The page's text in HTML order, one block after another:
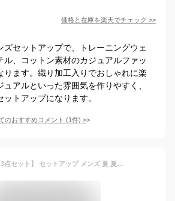
価格と在庫を楽天でチェック >>
ズセットアップで、トレーニングウェ
ル、コットン素材のカジュアルファッ
ります。織り加工入りでおしゃれに楽
ュアルといった雰囲気を作りやすく、
トアップになります。
のおすすめコメント (1件) >
【50％OFF】【3点セット】 セットアップ メンズ 夏 夏服 春夏 シャツ 半袖 5分袖シャツ スキッパー プルオーバー タンクトップ ロング ショーツ ショートパンツ イージーショーツ ハーフパンツ タック テックリネン オーバーサイズ 大きめ ゆったり 大きいサイズ S M L XL